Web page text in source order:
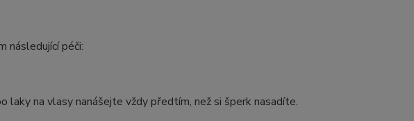
následující péči:
laky na vlasy nanášejte vždy předtím, než si šperk nasadíte.